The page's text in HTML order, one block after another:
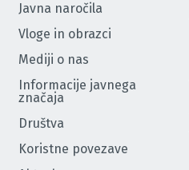
Javna naročila
Vloge in obrazci
Mediji o nas
Informacije javnega
značaja
Društva
Koristne povezave